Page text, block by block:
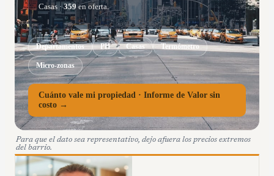
Casas ·359en oferta.
Departamentos PH Casas Termómetro
Micro-zonas
Cuánto vale mi propiedad · Informe de Valor sin
costo →
Para que el dato sea representativo, dejo afuera los precios extremos
del barrio.